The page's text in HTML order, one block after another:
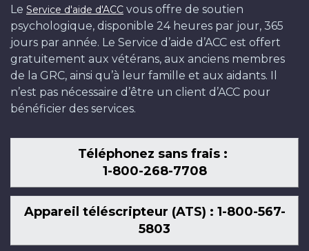
Le Service d'aide d'ACC vous offre de soutien
psychologique, disponible 24 heures par jour, 365
jours par année. Le Service d’aide d’ACC est offert
gratuitement aux vétérans, aux anciens membres
de la GRC, ainsi qu’à leur famille et aux aidants. Il
n’est pas nécessaire d’être un client d’ACC pour
bénéficier des services.
Téléphonez sans frais :
1-800-268-7708
Appareil téléscripteur (ATS) : 1-800-567-
5803